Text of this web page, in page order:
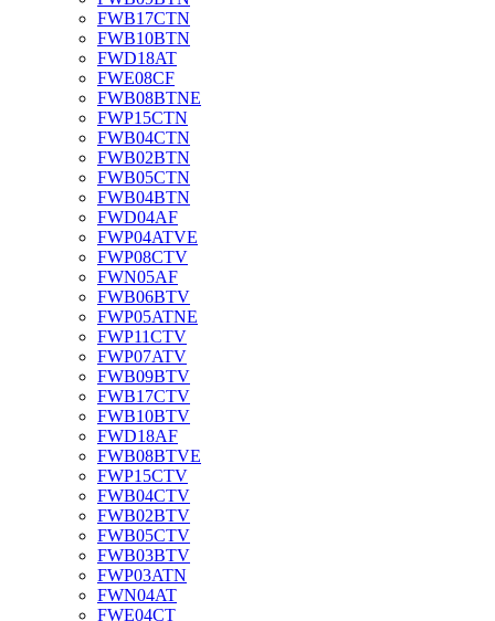
FWB17CTN
FWB10BTN
FWD18AT
FWE08CF
FWB08BTNE
FWP15CTN
FWB04CTN
FWB02BTN
FWB05CTN
FWB04BTN
FWD04AF
FWP04ATVE
FWP08CTV
FWN05AF
FWB06BTV
FWP05ATNE
FWP11CTV
FWP07ATV
FWB09BTV
FWB17CTV
FWB10BTV
FWD18AF
FWB08BTVE
FWP15CTV
FWB04CTV
FWB02BTV
FWB05CTV
FWB03BTV
FWP03ATN
FWN04AT
FWE04CT